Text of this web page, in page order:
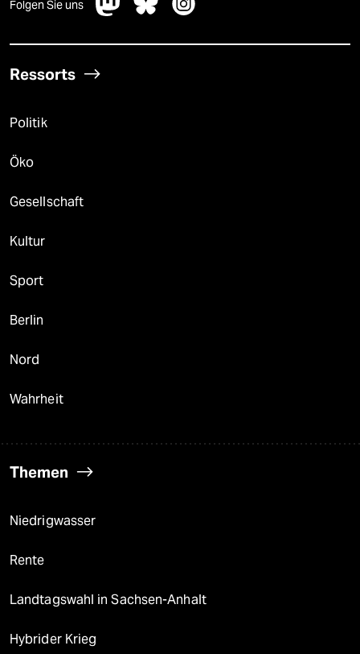
Folgen Sie uns
Ressorts
Politik
Öko
Gesellschaft
Kultur
Sport
Berlin
Nord
Wahrheit
Themen
Niedrigwasser
Rente
Landtagswahl in Sachsen-Anhalt
Hybrider Krieg